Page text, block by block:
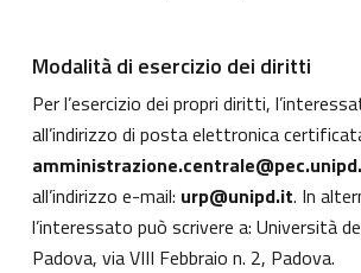
Modalità di esercizio dei diritti
Per l’esercizio dei propri diritti,
all’indirizzo di posta elettronica
all’indirizzo e-mail: urp@unipd.it. In
l’interessato può scrivere a: Università
Padova, via VIII Febbraio n. 2, Padova.